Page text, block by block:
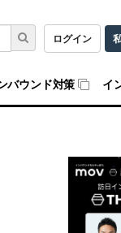
ログイン
バウンド対策 イ